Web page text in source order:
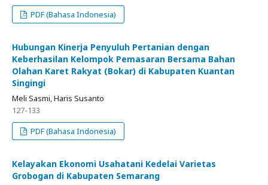
PDF (Bahasa Indonesia)
Hubungan Kinerja Penyuluh Pertanian dengan
Keberhasilan Kelompok Pemasaran Bersama Bahan
Olahan Karet Rakyat (Bokar) di Kabupaten Kuantan
Singingi
Meli Sasmi, Haris Susanto
127-133
PDF (Bahasa Indonesia)
Kelayakan Ekonomi Usahatani Kedelai Varietas
Grobogan di Kabupaten Semarang